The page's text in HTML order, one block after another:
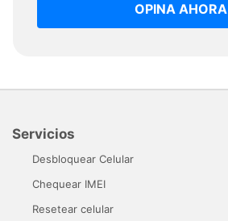
OPINA AHORA
Servicios
Desbloquear Celular
Chequear IMEI
Resetear celular